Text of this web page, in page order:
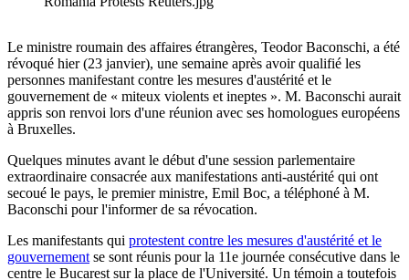
Le ministre roumain des affaires étrangères, Teodor Baconschi, a été
révoqué hier (23 janvier), une semaine après avoir qualifié les
personnes manifestant contre les mesures d'austérité et le
gouvernement de « miteux violents et ineptes ». M. Baconschi aurait
appris son renvoi lors d'une réunion avec ses homologues européens
à Bruxelles.
Quelques minutes avant le début d'une session parlementaire
extraordinaire consacrée aux manifestations anti-austérité qui ont
secoué le pays, le premier ministre, Emil Boc, a téléphoné à M.
Baconschi pour l'informer de sa révocation.
Les manifestants qui protestent contre les mesures d'austérité et le
gouvernement se sont réunis pour la 11e journée consécutive dans le
centre le Bucarest sur la place de l'Université. Un témoin a toutefois